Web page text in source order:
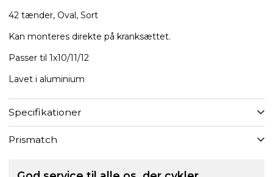
42 tænder, Oval, Sort
Kan monteres direkte på kranksættet.
Passer til 1x10/11/12
Lavet i aluminium
Specifikationer
Prismatch